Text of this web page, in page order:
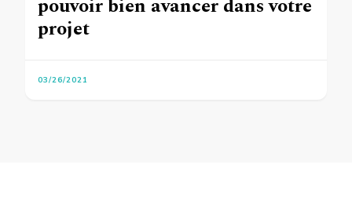
pouvoir bien avancer dans votre
projet
03/26/2021